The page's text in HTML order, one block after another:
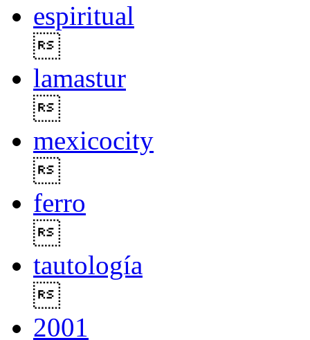
espiritual
lamastur
mexicocity
ferro
tautología
2001